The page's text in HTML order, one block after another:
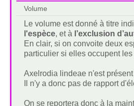
Volume
Le volume est donné à titre
l'espèce, et à l’exclusion
En clair, si on convoite deux
particulier si elles occupent
Axelrodia lindeae n'est
Il n'y a donc pas de rapport
On se reportera donc à la